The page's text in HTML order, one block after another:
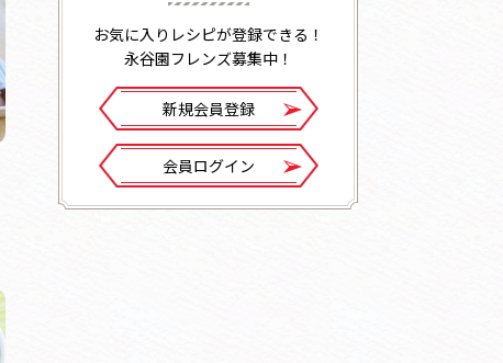
お気に入りレシピが登録できる！
永谷園フレンズ募集中！
新規会員登録
会員ログイン